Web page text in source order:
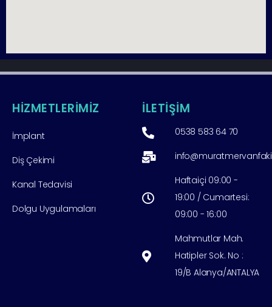
HİZMETLERİMİZ
İmplant
Diş Çekimi
Kanal Tedavisi
Dolgu Uygulamaları
İLETİŞİM
0538 583 64 70
Haftaiçi 09:00 -
19:00 / Cumartesi:
09:00 - 16:00
Mahmutlar Mah.
Hatipler Sok. No :
19/B Alanya/ANTALYA